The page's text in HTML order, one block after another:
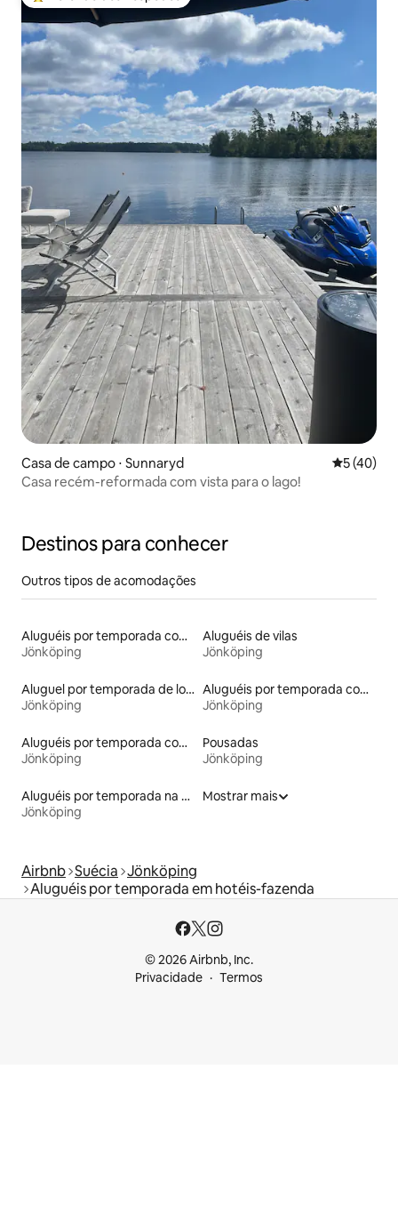
Entre os melhores preferidos dos hóspedes
Casa de campo ⋅ Sunnaryd 5 de uma
5 (40)
Casa recém-reformada com vista para o lago!
Destinos para conhecer
Outros tipos de acomodações
Aluguéis por temporada com banheira de hidromassagem
Jönköping
Aluguéis de vilas
Jönköping
Aluguel por temporada de lofts
Jönköping
Aluguéis por temporada com acesso à praia
Jönköping
Aluguéis por temporada com caiaque
Jönköping
Pousadas
Jönköping
Aluguéis por temporada na orla
Jönköping
Mostrar mais
Airbnb Suécia Jönköping
Aluguéis por temporada em hotéis-fazenda
© 2026 Airbnb, Inc.
Privacidade
Termos